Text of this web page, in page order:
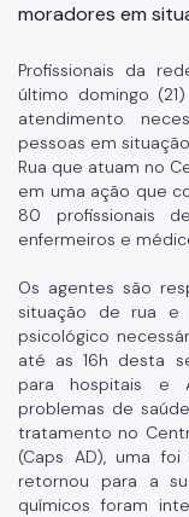
moradores em
Profissionais da
último domingo
atendimento
pessoas em
Rua que atuam no
em uma ação que
80 profissionais
enfermeiros e
Os agentes são
situação de rua e
psicológico
até as 16h desta
para hospitais e
problemas de
tratamento no
(Caps AD), uma
retornou para a
químicos foram